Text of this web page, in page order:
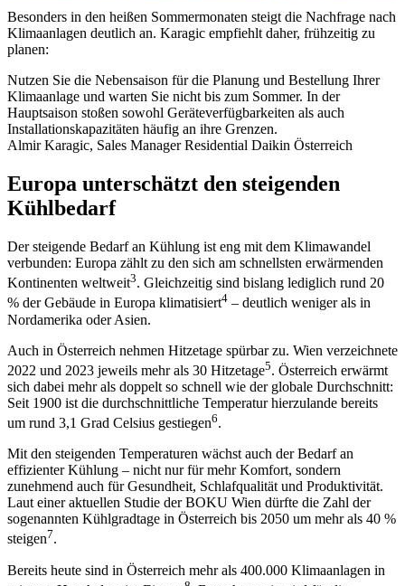
Besonders in den heißen Sommermonaten steigt die Nachfrage nach
Klimaanlagen deutlich an. Karagic empfiehlt daher, frühzeitig zu
planen:
Nutzen Sie die Nebensaison für die Planung und Bestellung Ihrer
Klimaanlage und warten Sie nicht bis zum Sommer. In der
Hauptsaison stoßen sowohl Geräteverfügbarkeiten als auch
Installationskapazitäten häufig an ihre Grenzen.
Almir Karagic, Sales Manager Residential Daikin Österreich
Europa unterschätzt den steigenden
Kühlbedarf
Der steigende Bedarf an Kühlung ist eng mit dem Klimawandel
verbunden: Europa zählt zu den sich am schnellsten erwärmenden
Kontinenten weltweit3. Gleichzeitig sind bislang lediglich rund 20
% der Gebäude in Europa klimatisiert4 – deutlich weniger als in
Nordamerika oder Asien.
Auch in Österreich nehmen Hitzetage spürbar zu. Wien verzeichnete
2022 und 2023 jeweils mehr als 30 Hitzetage5. Österreich erwärmt
sich dabei mehr als doppelt so schnell wie der globale Durchschnitt:
Seit 1900 ist die durchschnittliche Temperatur hierzulande bereits
um rund 3,1 Grad Celsius gestiegen6.
Mit den steigenden Temperaturen wächst auch der Bedarf an
effizienter Kühlung – nicht nur für mehr Komfort, sondern
zunehmend auch für Gesundheit, Schlafqualität und Produktivität.
Laut einer aktuellen Studie der BOKU Wien dürfte die Zahl der
sogenannten Kühlgradtage in Österreich bis 2050 um mehr als 40 %
steigen7.
Bereits heute sind in Österreich mehr als 400.000 Klimaanlagen in